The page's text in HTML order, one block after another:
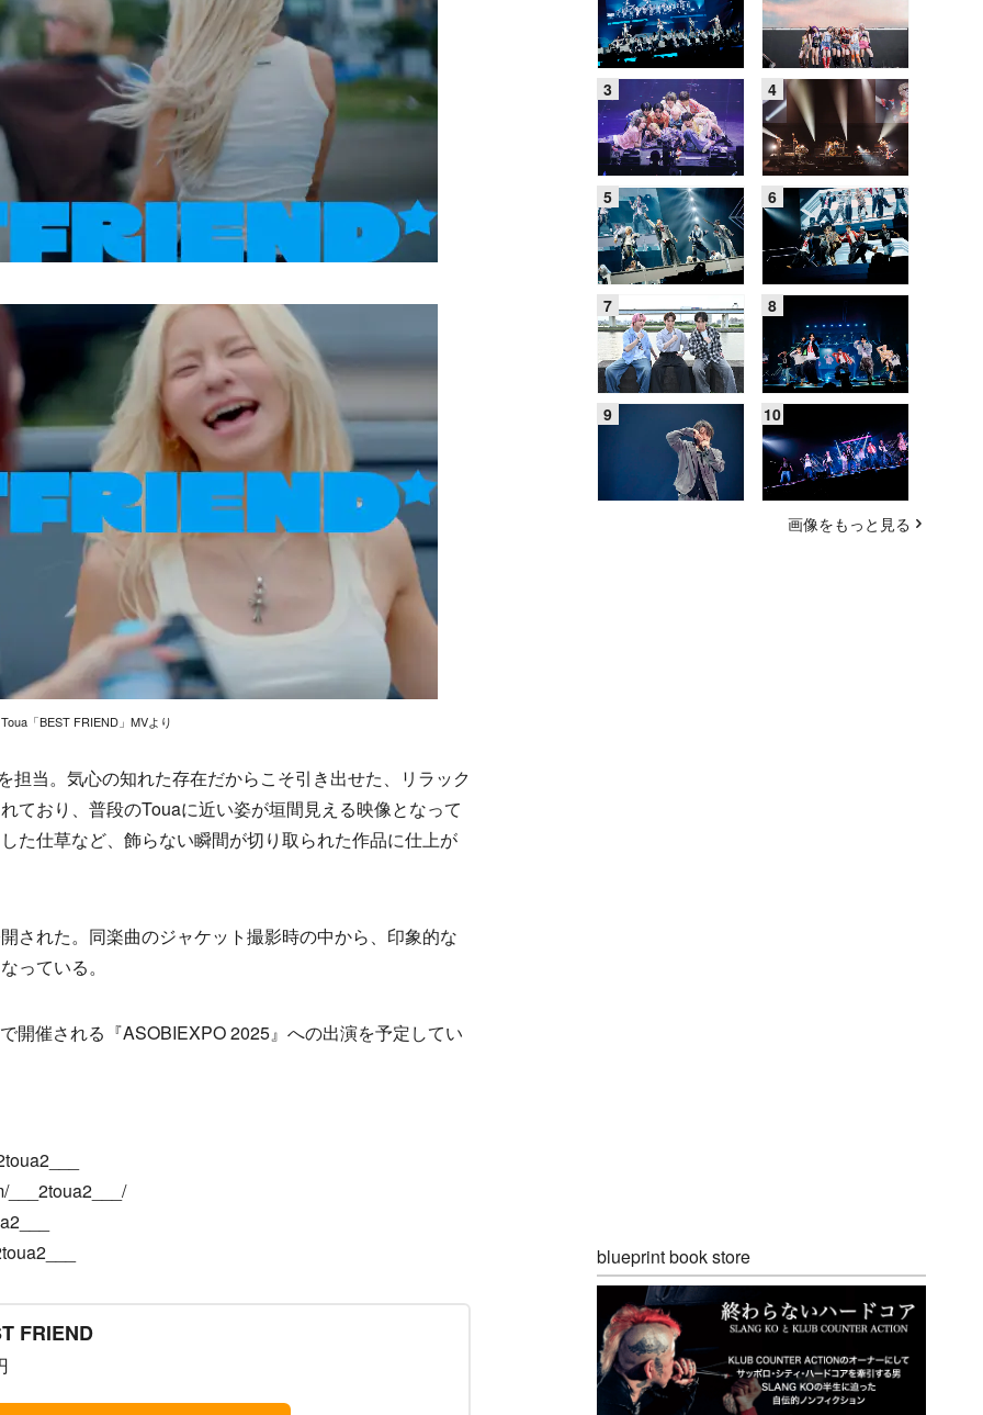
Toua「BEST FRIEND」MVより
当。気心の知れた存在だからこそ引き出せた、リラック
ており、普段のTouaに近い姿が垣間見える映像となって
た仕草など、飾らない瞬間が切り取られた作品に仕上が
れた。同楽曲のジャケット撮影時の中から、印象的な
っている。
催される『ASOBIEXPO 2025』への出演を予定してい
___2toua2___/
FRIEND
画像をもっと見る
blueprint book store